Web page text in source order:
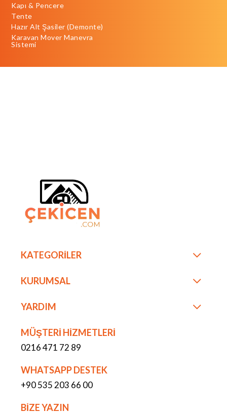
Kapı & Pencere
Tente
Hazır Alt Şasiler (Demonte)
Karavan Mover Manevra
Sistemi
KATEGORİLER
KURUMSAL
YARDIM
MÜŞTERİ HİZMETLERİ
0216 471 72 89
WHATSAPP DESTEK
+90 535 203 66 00
BİZE YAZIN